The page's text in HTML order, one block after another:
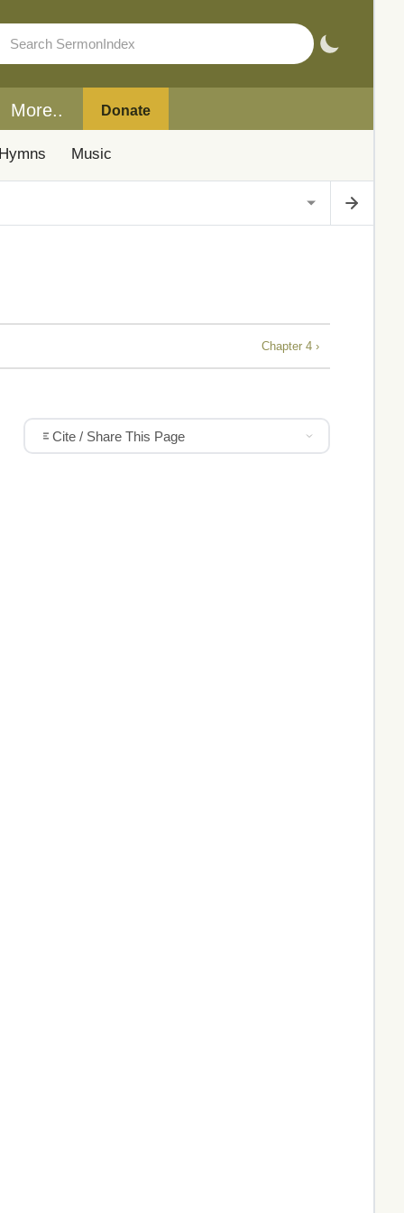
More.. Donate
Hymns Music
Chapter 4 ›
Cite / Share This Page